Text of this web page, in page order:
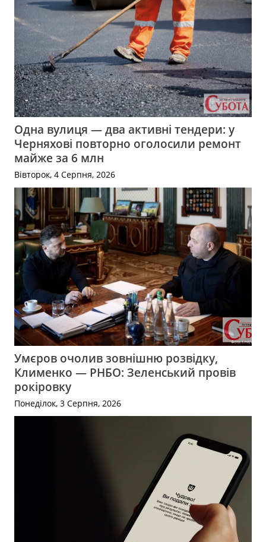
Одна вулиця — два активні тендери: у
Черняхові повторно оголосили ремонт
майже за 6 млн
Вівторок, 4 Серпня, 2026
Умєров очолив зовнішню розвідку,
Клименко — РНБО: Зеленський провів
рокіровку
Понеділок, 3 Серпня, 2026